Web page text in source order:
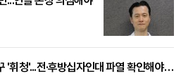
무릎 통증 가라앉았는데 자꾸 '휘청'...전·후방십자인대 파열 확인해야 [곽우경 원장 칼럼]